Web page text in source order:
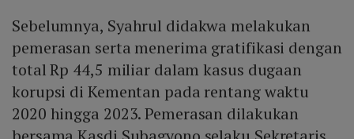
Sebelumnya, Syahrul didakwa melakukan
pemerasan serta menerima gratifikasi dengan
total Rp 44,5 miliar dalam kasus dugaan
korupsi di Kementan pada rentang waktu
2020 hingga 2023. Pemerasan dilakukan